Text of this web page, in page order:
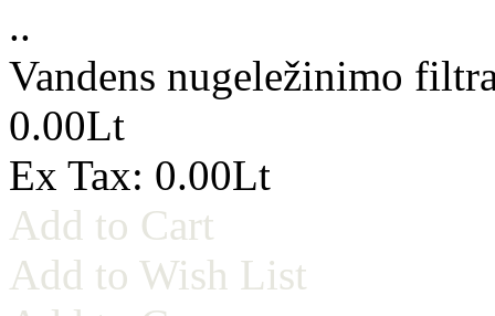
..
Vandens nugeležinimo
0.00Lt
Ex Tax: 0.00Lt
Add to Cart
Add to Wish List